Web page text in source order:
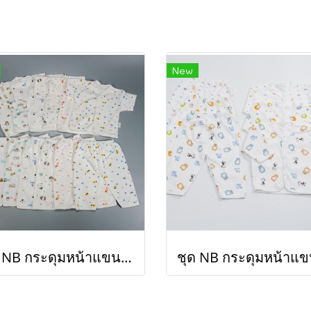
ชุด NB กระดุมหน้าแขนสั้น (ขายส่งเริ่มต้น 100 ชุด )
New